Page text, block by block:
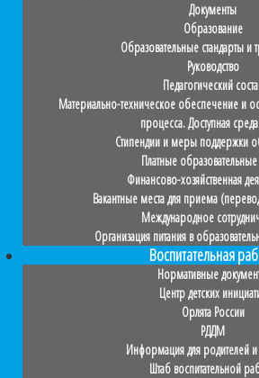
Документы
Образование
Образовательные стандарты и
Руководство
Педагогический
Материально-техническое обеспечение и
процесса. Доступная среда
Стипендии и меры поддержки
Платные образовательные
Финансово-хозяйственная
Вакантные места для приема
Международное
Организация питания в
Воспитательная
Нормативные
Центр детских
Орлята России
РДДМ
Информация для родителей и
Штаб воспитательной